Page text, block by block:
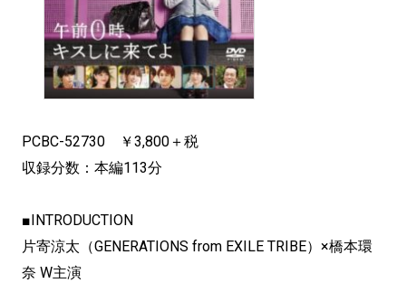
PCBC-52730 ￥3,800＋税
収録分数：本編113分
■INTRODUCTION
片寄涼太（GENERATIONS from EXILE TRIBE）×橋本環
奈 W主演